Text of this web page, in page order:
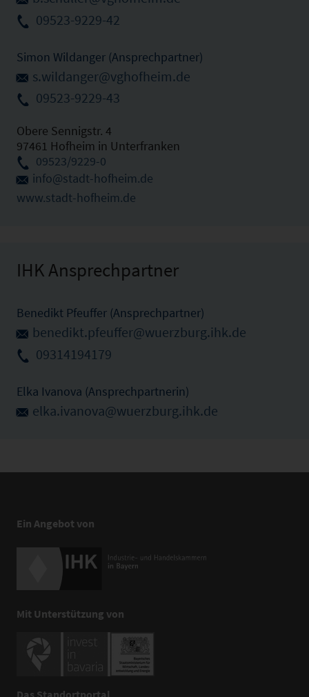
09523-9229-42
Simon Wildanger (Ansprechpartner)
s.wildanger@vghofheim.de
09523-9229-43
Obere Sennigstr. 4
97461 Hofheim in Unterfranken
09523/9229-0
info@stadt-hofheim.de
www.stadt-hofheim.de
IHK Ansprechpartner
Benedikt Pfeuffer (Ansprechpartner)
benedikt.pfeuffer@wuerzburg.ihk.de
09314194179
Elka Ivanova (Ansprechpartnerin)
elka.ivanova@wuerzburg.ihk.de
Ein Angebot von
Mit Unterstützung von